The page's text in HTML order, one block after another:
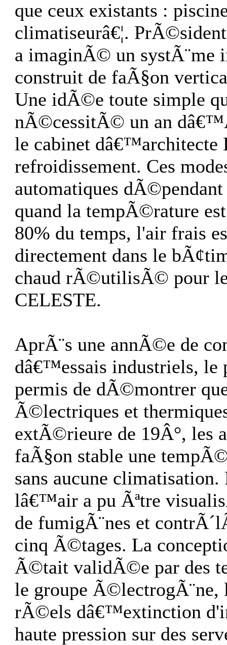
que ceux existants :
climatiseurâ€¦.
a imaginÃ© un systÃ¨me
construit de faÃ§on
Une idÃ©e toute simple
nÃ©cessitÃ© un an
le cabinet dâ€™architecte
refroidissement. Ces
automatiques
quand la tempÃ©rature
80% du temps, l'air frais
directement dans le
chaud rÃ©utilisÃ© pour le
CELESTE.
AprÃ¨s une annÃ©e de
dâ€™essais industriels, le
permis de dÃ©montrer
Ã©lectriques et
extÃ©rieure de 19Â°, les
faÃ§on stable une
sans aucune
lâ€™air a pu Ãªtre
de fumigÃ¨nes et
cinq Ã©tages. La
Ã©tait validÃ©e par des
le groupe Ã©lectrogÃ¨ne,
rÃ©els dâ€™extinction
haute pression sur des